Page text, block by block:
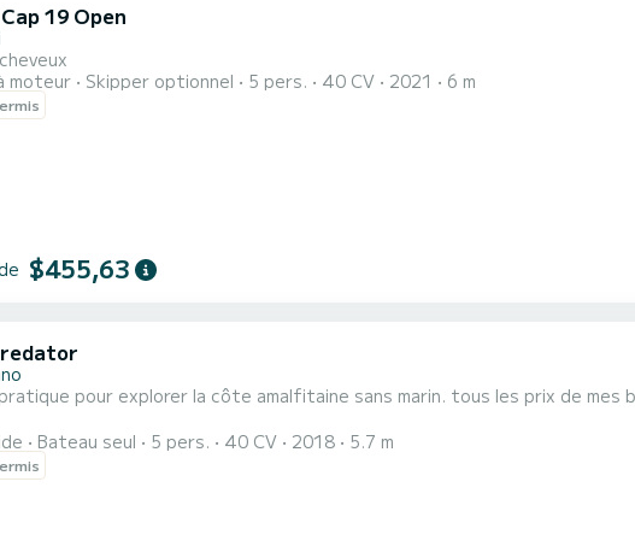
19 Open
moteur
Skipper optionnel 5 pers. 40 CV 2021 6 m
$455,63
explorer la côte amalfitaine sans marin. tous les prix de mes bateaux sont AVEC LE PLEIN DE CARBURANT
Bateau seul 5 pers. 40 CV 2018 5.7 m